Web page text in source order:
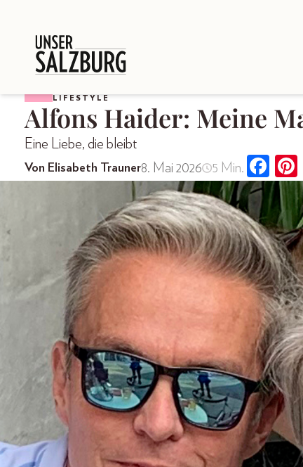
LIFESTYLE
Alfons Haider: Meine
Eine Liebe, die bleibt
Von Elisabeth Trauner8. Mai 2026 5 Min.